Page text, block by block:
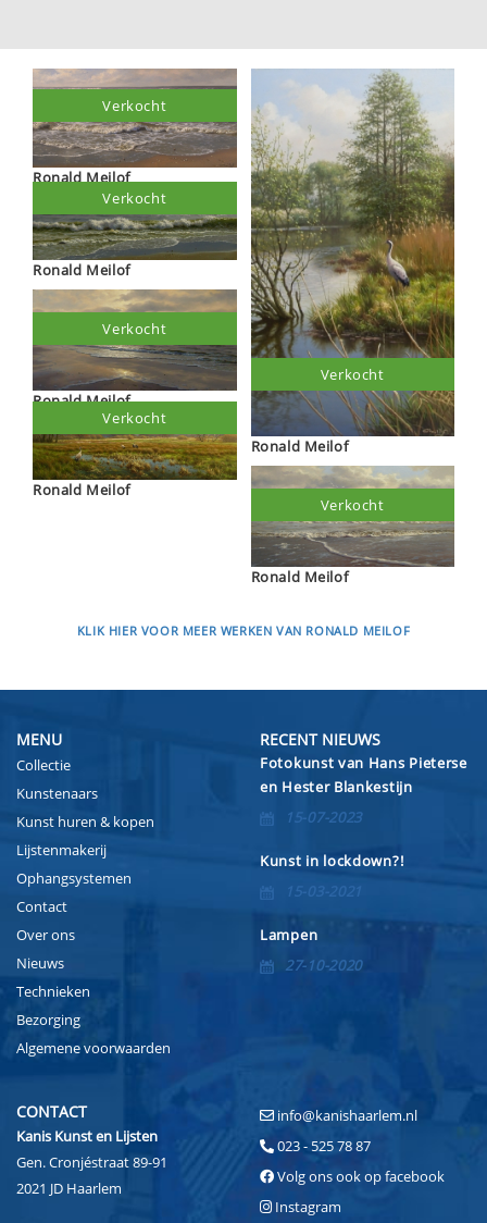
Ronald Meilof
Verkocht
Ronald Meilof
Verkocht
Ronald Meilof
Verkocht
Ronald Meilof
Verkocht
Ronald Meilof
Verkocht
Ronald Meilof
Verkocht
KLIK HIER VOOR MEER WERKEN VAN RONALD MEILOF
MENU
Collectie
Kunstenaars
Kunst huren & kopen
Lijstenmakerij
Ophangsystemen
Contact
Over ons
Nieuws
Technieken
Bezorging
Algemene voorwaarden
RECENT NIEUWS
Fotokunst van Hans Pieterse
en Hester Blankestijn
15-07-2023
Kunst in lockdown?!
15-03-2021
Lampen
27-10-2020
CONTACT
Kanis Kunst en Lijsten
Gen. Cronjéstraat 89-91
2021 JD Haarlem
info@kanishaarlem.nl
023 - 525 78 87
Volg ons ook op facebook
Instagram